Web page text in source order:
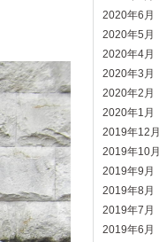
2020年6月
2020年5月
2020年4月
2020年3月
2020年2月
2020年1月
2019年12月
2019年10月
2019年9月
2019年8月
2019年7月
2019年6月